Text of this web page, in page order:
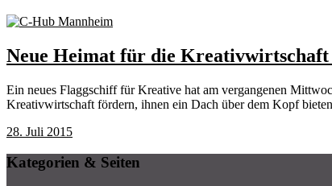
Neue Heimat für die Kreativwirtschaft
Ein neues Flaggschiff für Kreative hat am vergangenen
Kreativwirtschaft fördern, ihnen ein Dach über dem Kopf
28. Juli 2015
Kategorien & Seiten